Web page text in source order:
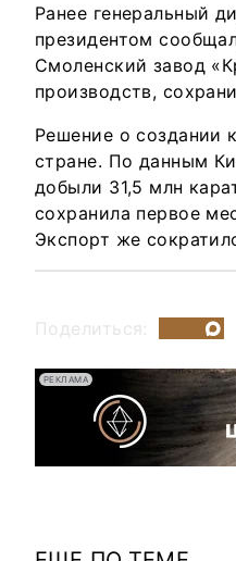
Ранее генеральный
президентом
Смоленский завод
производств,
Решение о создании
стране. По данным
добыли 31,5 млн
сохранила первое
Экспорт же
Поделиться:
РЕКЛАМА